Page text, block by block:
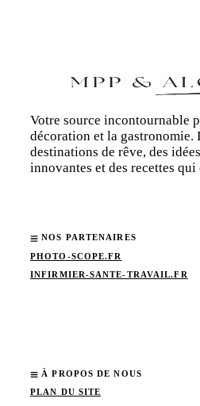
Votre source incontournable
décoration et la gastronomie.
destinations de rêve, des
innovantes et des recettes
NOS PARTENAIRES
PHOTO-SCOPE.FR
INFIRMIER-SANTE-TRAVAIL.FR
À PROPOS DE NOUS
PLAN DU SITE